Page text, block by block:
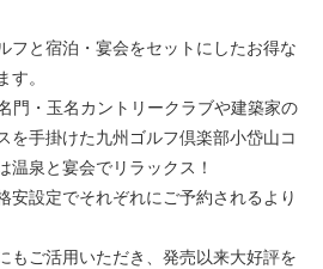
フと宿泊・宴会をセットにしたお得な
す。
門・玉名カントリークラブや建築家の
を手掛けた九州ゴルフ倶楽部小岱山コ
温泉と宴会でリラックス！
安設定でそれぞれにご予約されるより
もご活用いただき、発売以来大好評を